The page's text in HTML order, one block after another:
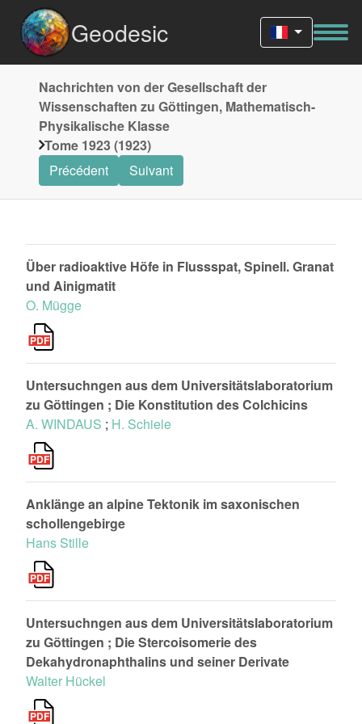
Geodesic
Nachrichten von der Gesellschaft der
Wissenschaften zu Göttingen, Mathematisch-
Physikalische Klasse
Tome 1923 (1923)
Précédent
Suivant
Über radioaktive Höfe in Flussspat, Spinell. Granat
und Ainigmatit
O. Mügge
Untersuchngen aus dem Universitätslaboratorium
zu Göttingen ; Die Konstitution des Colchicins
A. WINDAUS ; H. Schiele
Anklänge an alpine Tektonik im saxonischen
schollengebirge
Hans Stille
Untersuchngen aus dem Universitätslaboratorium
zu Göttingen ; Die Stercoisomerie des
Dekahydronaphthalins und seiner Derivate
Walter Hückel